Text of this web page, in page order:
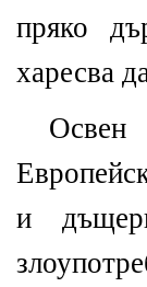
пряко
харесва
Освен
и